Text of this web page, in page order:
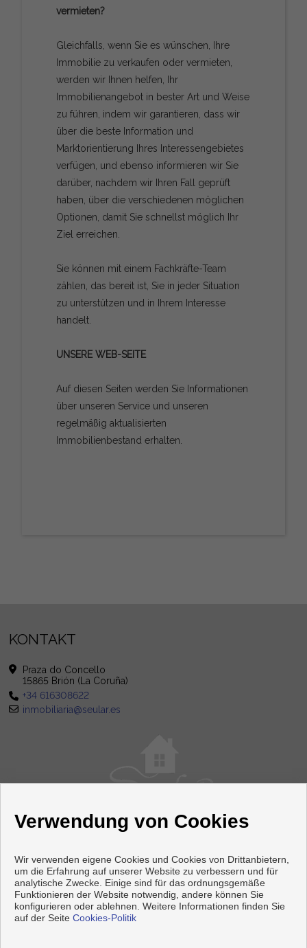
vermieten?
Gleichfalls, wenn Sie es wünschen, Ihre
Immobilie zu verkaufen oder vermieten,
werden wir Ihnen helfen, Ihr
Immobilienangebot in bester Art und Weise
zu führen, indem wir garantieren, dass wir
über die beste Information und
Marktorientierung Ihres Interessengebietes
verfügen, und ebenso informieren wir Sie
darüber, nachdem wir Ihren Fall geprüft
haben, über die verschiedenen möglichen
Optionen, damit Sie schnellst möglich Ihr
Ziel erreichen.
Sie können mit einem Fachkräfte-Team
zählen, das bereit ist, Sie in jeder Situation
zu unterstützen und in Ihrem Interesse
handelt.
UNSERE WEB-SEITE
Auf diesen Seiten werden Sie Informationen
über unseren Service und unseren
regelmäßig aktualisierten
Immobilienbestand erhalten.
KONTAKT
Praza do Concello
15865 Brión (La Coruña)
+34 616308622
inmobiliaria@seular.es
Wohnungen und häuser zum verkauf in Brión
Verwendung von Cookies
Wir verwenden eigene Cookies und Cookies von Drittanbietern,
um die Erfahrung auf unserer Website zu verbessern und für
analytische Zwecke. Einige sind für das ordnungsgemäße
Funktionieren der Website notwendig, andere können Sie
konfigurieren oder ablehnen. Weitere Informationen finden Sie
auf der Seite Cookies-Politik